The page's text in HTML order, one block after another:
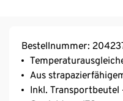
Bestellnummer:
Aus
Inkl. Transportbeutel